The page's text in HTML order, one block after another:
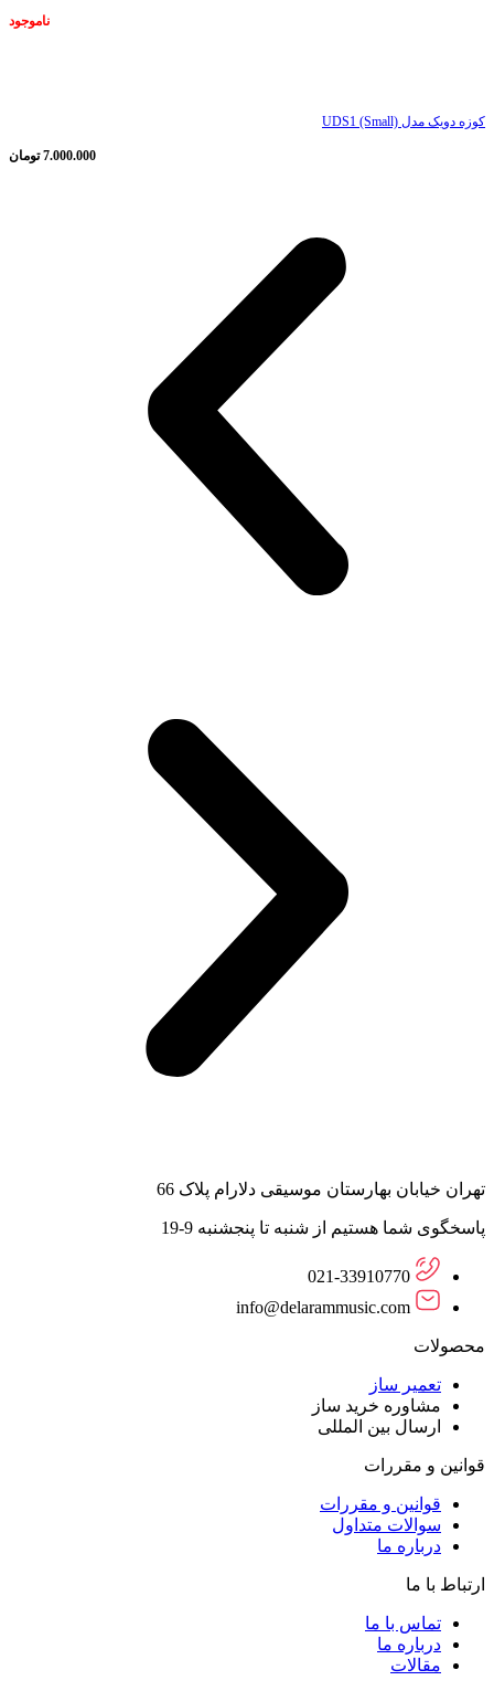
ناموجود
کوزه دویک مدل UDS1 (Small)
7.000.000 تومان
تهران خیابان بهارستان موسیقی دلارام پلاک 66
پاسخگوی شما هستیم از شنبه تا پنجشنبه 9-19
021-33910770
info@delarammusic.com
محصولات
تعمیر ساز
مشاوره خرید ساز
ارسال بین المللی
قوانین و مقررات
قوانین و مقررات
سوالات متداول
درباره ما
ارتباط با ما
تماس با ما
درباره ما
مقالات